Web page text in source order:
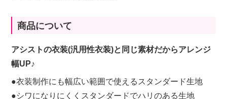
商品について
アシストの衣装(汎用性衣装)と同じ素材だからアレンジ
幅UP♪
●衣装制作にも幅広い範囲で使えるスタンダード生地
●シワになりにくくスタンダードでハリのある生地